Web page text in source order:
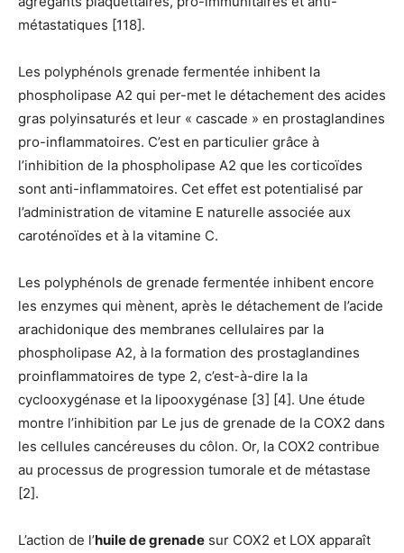
métastatiques [118].
Les polyphénols grenade fermentée inhibent la
phospholipase A2 qui per-met le détachement des acides
gras polyinsaturés et leur « cascade » en prostaglandines
pro-inflammatoires. C’est en particulier grâce à
l’inhibition de la phospholipase A2 que les corticoïdes
sont anti-inflammatoires. Cet effet est potentialisé par
l’administration de vitamine E naturelle associée aux
caroténoïdes et à la vitamine C.
Les polyphénols de grenade fermentée inhibent encore
les enzymes qui mènent, après le détachement de l’acide
arachidonique des membranes cellulaires par la
phospholipase A2, à la formation des prostaglandines
proinflammatoires de type 2, c’est-à-dire la la
cyclooxygénase et la lipooxygénase [3] [4]. Une étude
montre l’inhibition par Le jus de grenade de la COX2 dans
les cellules cancéreuses du côlon. Or, la COX2 contribue
au processus de progression tumorale et de métastase
[2].
L’action de l’huile de grenade sur COX2 et LOX apparaît